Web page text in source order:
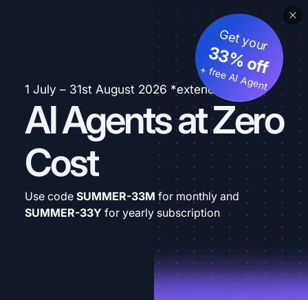
1 July – 31st August 2026 *extended
AI Agents at Zero
Cost
Get your
33% off
+ free AI Agent
Use code SUMMER-33M for monthly and
SUMMER-33Y for yearly subscription